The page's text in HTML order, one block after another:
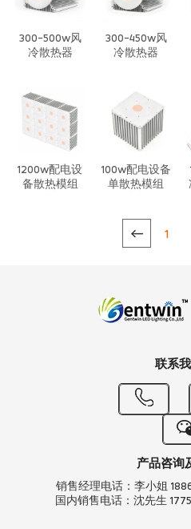
300-500w风
冷散热器
300-450w风
冷散热器
1200w配电设
备散热模组
100w配电设备
单散热模组
1
联系我
产品咨询
销售经理电话：李小姐
国内销售电话：沈先生